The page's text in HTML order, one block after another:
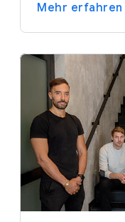
Mehr erfahren